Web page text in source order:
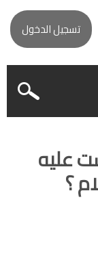
تسجيل الدخول
عليه
؟